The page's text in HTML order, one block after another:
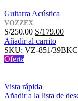
Guitarra Acústica
VOZZEX
S/250.00 El
precio
original
S/179.00El
Añadir al carrito
SKU: VZ-851/
Oferta
Vista rápida
Añadir a la lista de